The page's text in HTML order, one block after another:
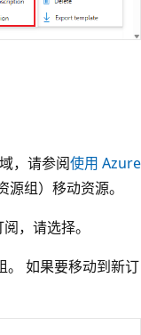
，请参阅使用 Azure
源组）移动资源。
，请选择。
。 如果要移动到新订